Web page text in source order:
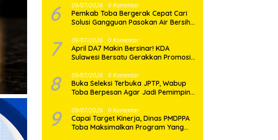
6 09/07/2026 0 Komentar
Pemkab Toba Bergerak Cepat Cari
Solusi Gangguan Pasokan Air Bersih
7 09/07/2026 0 Komentar
April DA7 Makin Bersinar! KDA
Sulawesi Bersatu Gerakkan Promosi
8 09/07/2026 0 Komentar
Buka Seleksi Terbuka JPTP, Wabup
Toba Berpesan Agar Jadi Pemimpin
9 09/07/2026 0 Komentar
Capai Target Kinerja, Dinas PMDPPA
Toba Maksimalkan Program Yang